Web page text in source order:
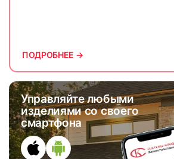
Управляйте любыми
изделиями со своего
смартфона
ПОДРОБНЕЕ →